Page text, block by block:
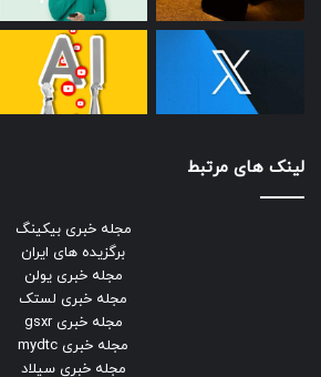
لینک های مرتبط
مجله خبری بیکینگ
برگزیده های ایران
مجله خبری یولن
مجله خبری لستک
مجله خبری gsxr
مجله خبری mydtc
مجله خبری سیلاد